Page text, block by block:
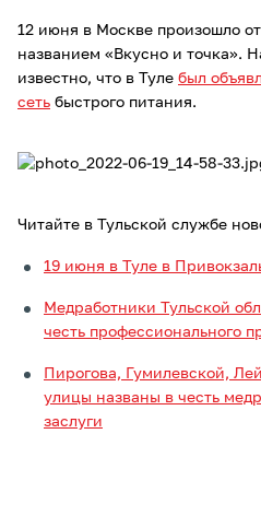
12 июня в Москве произошло
названием «Вкусно и точка».
известно, что в Туле был
сеть быстрого питания.
Читайте в Тульской службе
19 июня в Туле в
Медработники Тульской
честь профессионального
Пирогова, Гумилевской,
улицы названы в честь
заслуги